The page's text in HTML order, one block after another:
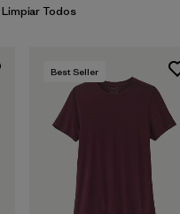
Limpiar Todos
Best Seller